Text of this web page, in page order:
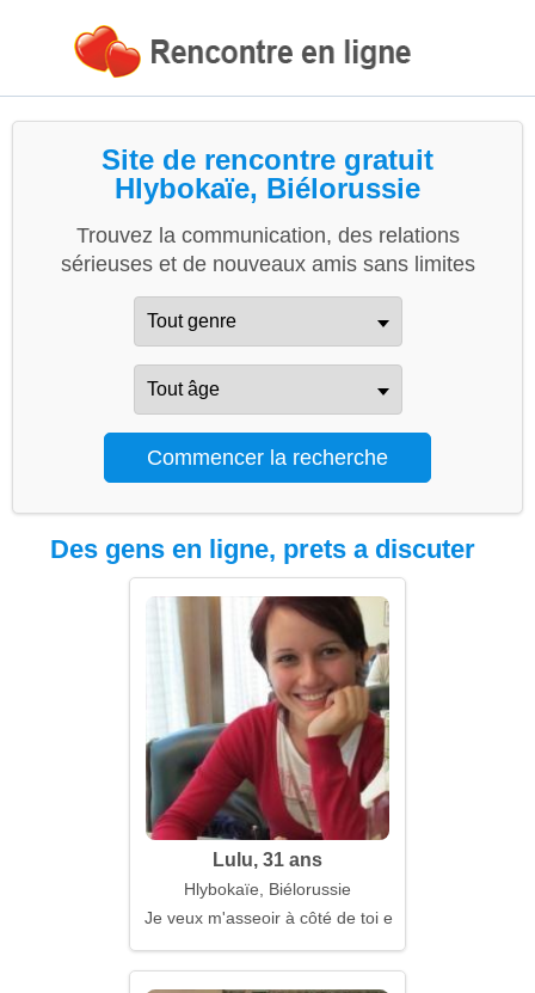
Site de rencontre gratuit
Hlybokaïe, Biélorussie
Trouvez la communication, des relations
sérieuses et de nouveaux amis sans limites
Des gens en ligne, prets a discuter
Lulu, 31 ans
Hlybokaïe, Biélorussie
Je veux m'asseoir à côté de toi et rester silencieux